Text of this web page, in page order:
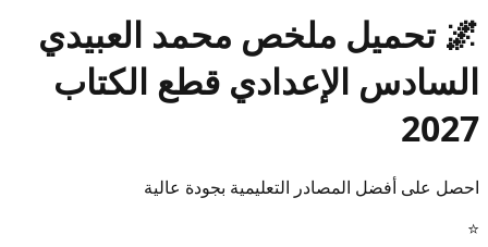
🌌 تحميل ملخص محمد العبيدي
السادس الإعدادي قطع الكتاب
2027
احصل على أفضل المصادر التعليمية بجودة عالية
⭐